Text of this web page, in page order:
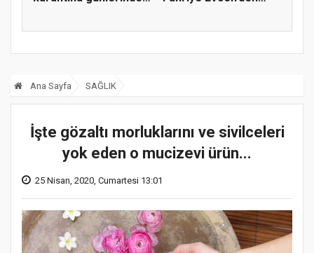
Ana Sayfa SAĞLIK
İşte gözaltı morluklarını ve sivilceleri
yok eden o mucizevi ürün...
25 Nisan, 2020, Cumartesi 13:01